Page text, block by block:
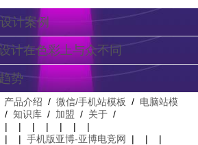
计案例
计在色彩上与众不同
势
产品介绍 / 微信/手机站模板 / 电脑站模
/ 知识库 / 加盟 / 关于 /
伴： | | | | | | |
| | 手机版亚博-亚博电竞网 | | |